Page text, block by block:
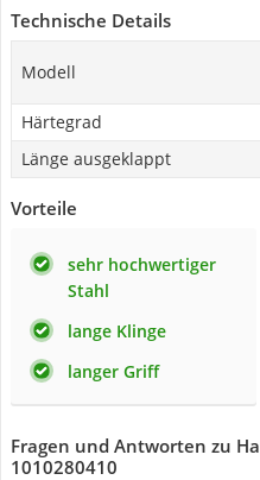
Technische Details
Modell
Härtegrad
Länge ausgeklappt
Vorteile
sehr hochwertiger
Stahl
lange Klinge
langer Griff
Fragen und Antworten zu
1010280410